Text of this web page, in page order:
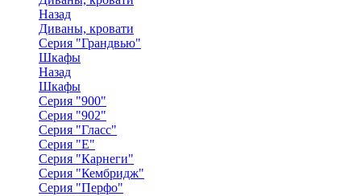
Назад
Диваны, кровати
Серия "Грандвью"
Шкафы
Назад
Шкафы
Серия "900"
Серия "902"
Серия "Гласс"
Серия "Е"
Серия "Карнеги"
Серия "Кембридж"
Серия "Перфо"